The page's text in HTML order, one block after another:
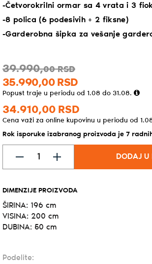
-Četvorokrilni ormar sa 4 vrata i 3
-8 polica (6 podesivih + 2 fiksne)
-Garderobna šipka za vešanje
39.990,00 RSD
35.990,00 RSD
Popust traje u periodu od 1.08 do 31.08.
34.910,00 RSD
Cena važi za online kupovinu u periodu od
Rok isporuke izabranog proizvoda je 7
DODAJ U
DIMENZIJE PROIZVODA
ŠIRINA: 196 cm
VISINA: 200 cm
DUBINA: 50 cm
Podelite: